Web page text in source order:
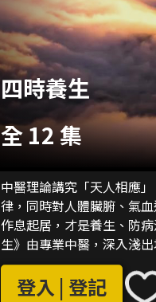
四時養生
全 12 集
中醫理論講究「天人相應
律，同時對人體臟腑、氣
作息起居，才是養生、防
生》由專業中醫，深入淺
邪侵襲，以達到養生效果。
登入 | 登記